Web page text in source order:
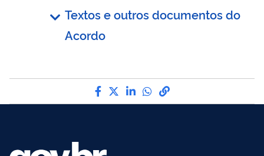
Textos e outros documentos do
Acordo
Compartilhe por Facebook
Compartilhe por Twitter
Compartilhe por
Compartilhe por
link para Copiar